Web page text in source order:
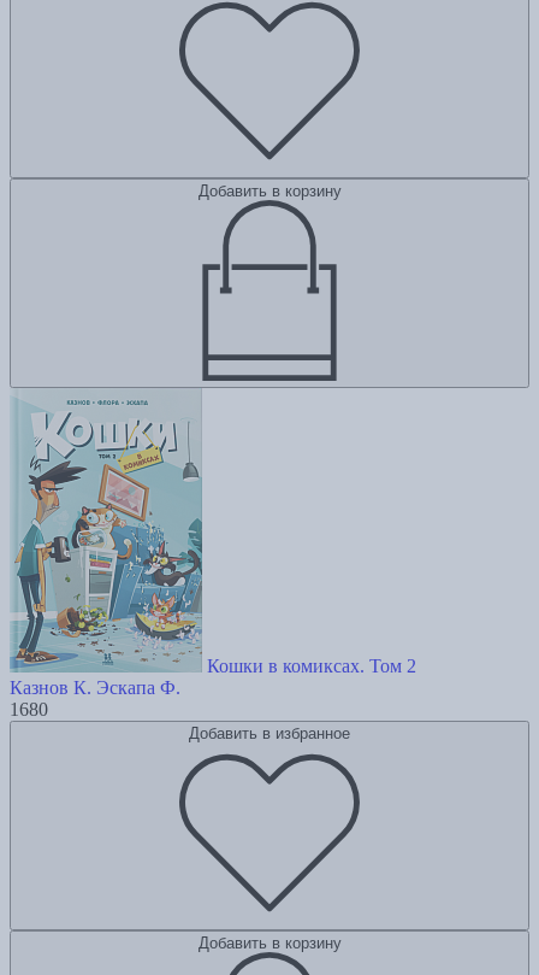
Добавить в корзину
Кошки в комиксах. Том 2
Казнов К. Эскапа Ф.
1680
Добавить в избранное
Добавить в корзину